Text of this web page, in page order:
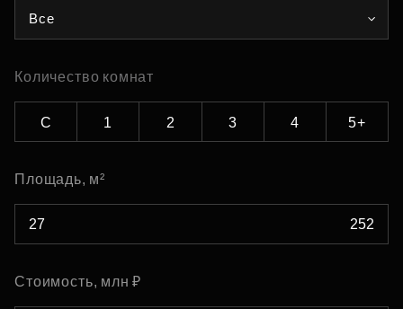
Все
Количество комнат
С 1 2 3 4 5+
Площадь, м²
Стоимость, млн ₽